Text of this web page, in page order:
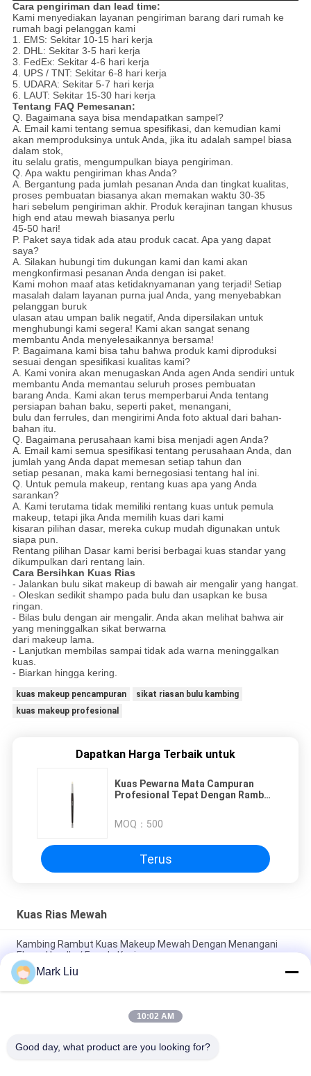
Cara pengiriman dan lead time:
Kami menyediakan layanan pengiriman barang dari rumah ke
rumah bagi pelanggan kami
1. EMS: Sekitar 10-15 hari kerja
2. DHL: Sekitar 3-5 hari kerja
3. FedEx: Sekitar 4-6 hari kerja
4. UPS / TNT: Sekitar 6-8 hari kerja
5. UDARA: Sekitar 5-7 hari kerja
6. LAUT: Sekitar 15-30 hari kerja
Tentang FAQ Pemesanan:
Q. Bagaimana saya bisa mendapatkan sampel?
A. Email kami tentang semua spesifikasi, dan kemudian kami
akan memproduksinya untuk Anda, jika itu adalah sampel biasa
dalam stok,
itu selalu gratis, mengumpulkan biaya pengiriman.
Q. Apa waktu pengiriman khas Anda?
A. Bergantung pada jumlah pesanan Anda dan tingkat kualitas,
proses pembuatan biasanya akan memakan waktu 30-35
hari sebelum pengiriman akhir. Produk kerajinan tangan khusus
high end atau mewah biasanya perlu
45-50 hari!
P. Paket saya tidak ada atau produk cacat. Apa yang dapat
saya?
A. Silakan hubungi tim dukungan kami dan kami akan
mengkonfirmasi pesanan Anda dengan isi paket.
Kami mohon maaf atas ketidaknyamanan yang terjadi! Setiap
masalah dalam layanan purna jual Anda, yang menyebabkan
pelanggan buruk
ulasan atau umpan balik negatif, Anda dipersilakan untuk
menghubungi kami segera! Kami akan sangat senang
membantu Anda menyelesaikannya bersama!
P. Bagaimana kami bisa tahu bahwa produk kami diproduksi
sesuai dengan spesifikasi kualitas kami?
A. Kami vonira akan menugaskan Anda agen Anda sendiri untuk
membantu Anda memantau seluruh proses pembuatan
barang Anda. Kami akan terus memperbarui Anda tentang
persiapan bahan baku, seperti paket, menangani,
bulu dan ferrules, dan mengirimi Anda foto aktual dari bahan-
bahan itu.
Q. Bagaimana perusahaan kami bisa menjadi agen Anda?
A. Email kami semua spesifikasi tentang perusahaan Anda, dan
jumlah yang Anda dapat memesan setiap tahun dan
setiap pesanan, maka kami bernegosiasi tentang hal ini.
Q. Untuk pemula makeup, rentang kuas apa yang Anda
sarankan?
A. Kami terutama tidak memiliki rentang kuas untuk pemula
makeup, tetapi jika Anda memilih kuas dari kami
kisaran pilihan dasar, mereka cukup mudah digunakan untuk
siapa pun.
Rentang pilihan Dasar kami berisi berbagai kuas standar yang
dikumpulkan dari rentang lain.
Cara Bersihkan Kuas Rias
- Jalankan bulu sikat makeup di bawah air mengalir yang hangat.
- Oleskan sedikit shampo pada bulu dan usapkan ke busa
ringan.
- Bilas bulu dengan air mengalir. Anda akan melihat bahwa air
yang meninggalkan sikat berwarna
dari makeup lama.
- Lanjutkan membilas sampai tidak ada warna meninggalkan
kuas.
- Biarkan hingga kering.
kuas makeup pencampuran
sikat riasan bulu kambing
kuas makeup profesional
Dapatkan Harga Terbaik untuk
Kuas Pewarna Mata Campuran
Profesional Tepat Dengan Rambut
MOQ： 500
Terus
Kuas Rias Mewah
Kambing Rambut Kuas Makeup Mewah Dengan Menangani
Ebony Handle / Ferrule Kuningan
Kuas makeup bubuk Beveled mewah Dengan Rambut Kambing
XGF Coklat Tua yang lembut dan Padat
Luxury Artist Foundation Brush Dengan Rambut Sable Ultra
Mark Liu
10:02 AM
Good day, what product are you looking for?